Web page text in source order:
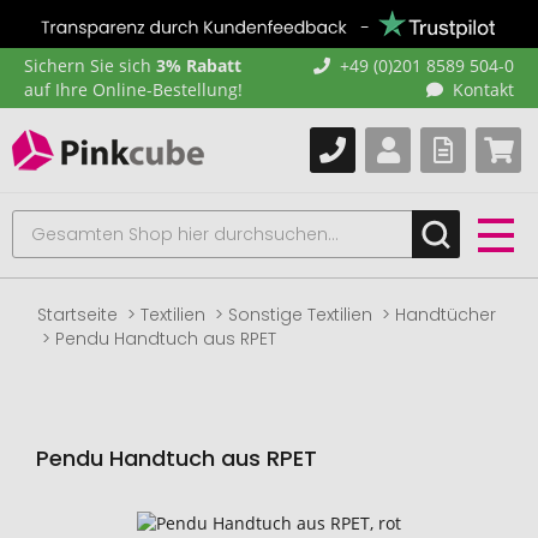
Sichern Sie sich 3% Rabatt
auf Ihre Online-Bestellung!
+49 (0)201 8589 504-0
Kontakt
Startseite Textilien Sonstige Textilien
Handtücher
Pendu Handtuch aus RPET
Pendu Handtuch aus RPET